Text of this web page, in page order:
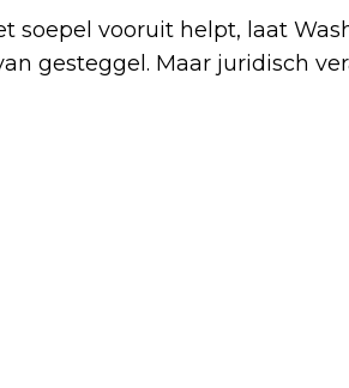
soepel vooruit helpt, laat
gesteggel. Maar juridisch